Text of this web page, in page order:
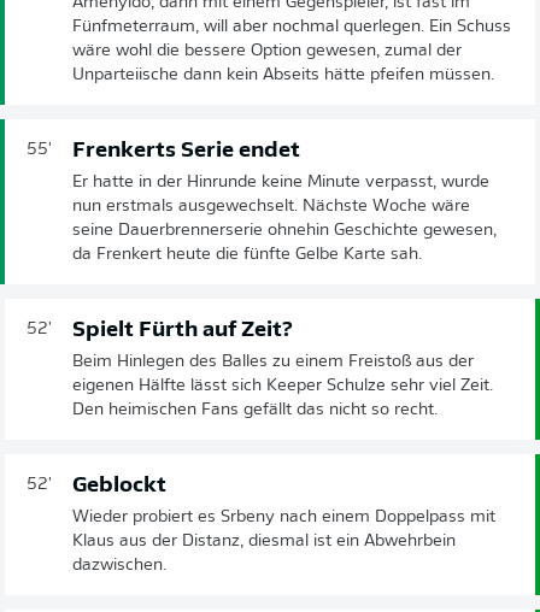
Fünfmeterraum, will aber nochmal querlegen. Ein Schuss
wäre wohl die bessere Option gewesen, zumal der
Unparteiische dann kein Abseits hätte pfeifen müssen.
55' Frenkerts Serie endet
Er hatte in der Hinrunde keine Minute verpasst, wurde
nun erstmals ausgewechselt. Nächste Woche wäre
seine Dauerbrennerserie ohnehin Geschichte gewesen,
da Frenkert heute die fünfte Gelbe Karte sah.
52' Spielt Fürth auf Zeit?
Beim Hinlegen des Balles zu einem Freistoß aus der
eigenen Hälfte lässt sich Keeper Schulze sehr viel Zeit.
Den heimischen Fans gefällt das nicht so recht.
52' Geblockt
Wieder probiert es Srbeny nach einem Doppelpass mit
Klaus aus der Distanz, diesmal ist ein Abwehrbein
dazwischen.